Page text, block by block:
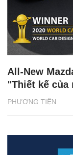
PHƯƠNG TIỆN
All-New
"Thiết kế của